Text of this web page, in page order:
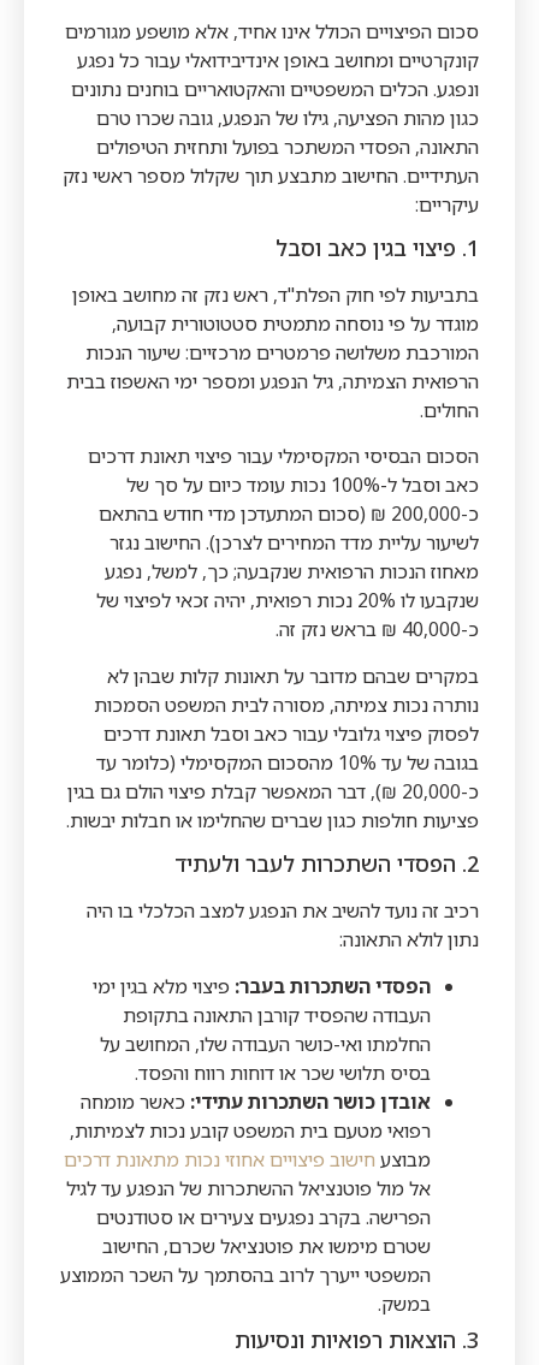
סכום הפיצויים הכולל אינו אחיד, אלא מושפע מגורמים
קונקרטיים ומחושב באופן אינדיבידואלי עבור כל נפגע
ונפגע. הכלים המשפטיים והאקטואריים בוחנים נתונים
כגון מהות הפציעה, גילו של הנפגע, גובה שכרו טרם
התאונה, הפסדי המשתכר בפועל ותחזית הטיפולים
העתידיים. החישוב מתבצע תוך שקלול מספר ראשי נזק
עיקריים:
1. פיצוי בגין כאב וסבל
בתביעות לפי חוק הפלת"ד, ראש נזק זה מחושב באופן
מוגדר על פי נוסחה מתמטית סטטוטורית קבועה,
המורכבת משלושה פרמטרים מרכזיים: שיעור הנכות
הרפואית הצמיתה, גיל הנפגע ומספר ימי האשפוז בבית
החולים.
הסכום הבסיסי המקסימלי עבור פיצוי תאונת דרכים
כאב וסבל ל-100% נכות עומד כיום על סך של
כ-200,000 ₪ (סכום המתעדכן מדי חודש בהתאם
לשיעור עליית מדד המחירים לצרכן). החישוב נגזר
מאחוז הנכות הרפואית שנקבעה; כך, למשל, נפגע
שנקבעו לו 20% נכות רפואית, יהיה זכאי לפיצוי של
כ-40,000 ₪ בראש נזק זה.
במקרים שבהם מדובר על תאונות קלות שבהן לא
נותרה נכות צמיתה, מסורה לבית המשפט הסמכות
לפסוק פיצוי גלובלי עבור כאב וסבל תאונת דרכים
בגובה של עד 10% מהסכום המקסימלי (כלומר עד
כ-20,000 ₪), דבר המאפשר קבלת פיצוי הולם גם בגין
פציעות חולפות כגון שברים שהחלימו או חבלות יבשות.
2. הפסדי השתכרות לעבר ולעתיד
רכיב זה נועד להשיב את הנפגע למצב הכלכלי בו היה
נתון לולא התאונה:
הפסדי השתכרות בעבר: פיצוי מלא בגין ימי
העבודה שהפסיד קורבן התאונה בתקופת
החלמתו ואי-כושר העבודה שלו, המחושב על
בסיס תלושי שכר או דוחות רווח והפסד.
אובדן כושר השתכרות עתידי: כאשר מומחה
רפואי מטעם בית המשפט קובע נכות לצמיתות,
מבוצע חישוב פיצויים אחוזי נכות מתאונת דרכים
אל מול פוטנציאל ההשתכרות של הנפגע עד לגיל
הפרישה. בקרב נפגעים צעירים או סטודנטים
שטרם מימשו את פוטנציאל שכרם, החישוב
המשפטי ייערך לרוב בהסתמך על השכר הממוצע
במשק.
3. הוצאות רפואיות ונסיעות